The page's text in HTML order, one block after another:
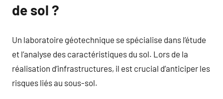
de sol ?
Un laboratoire géotechnique se spécialise dans l’étude
et l’analyse des caractéristiques du sol. Lors de la
réalisation d’infrastructures, il est crucial d’anticiper les
risques liés au sous-sol.